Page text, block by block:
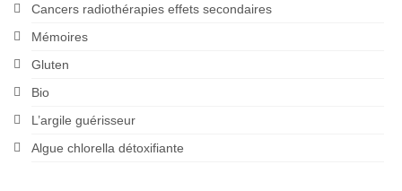
Cancers radiothérapies effets secondaires
Mémoires
Gluten
Bio
L’argile guérisseur
Algue chlorella détoxifiante